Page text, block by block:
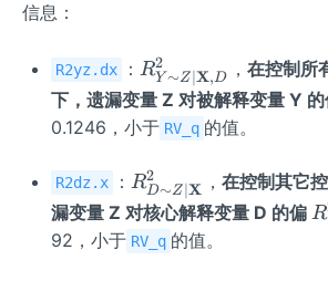
信息：
R2yz.dx ： R_
{Y
\si
m Z
\mi
d
\m
ath
RY ∼Z X,D
2 ， 在控制所
下，遗漏变量 Z 对被解释变量 Y
0.1246，小于 RV_q 的值。
R2dz.x ： R_
{D
\sim
Z \m
RD∼Z X
2 ， 在控制其它
漏变量 Z 对核心解释变量 D 的偏 R
92，小于 RV_q 的值。